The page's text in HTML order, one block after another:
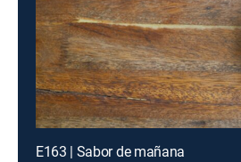
E163 | Sabor de mañana